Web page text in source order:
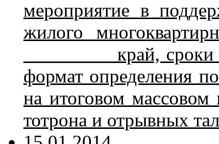
ме­ро­при­я­тие в
жи­ло­го
_________ край,
фор­мат опре­де­ле­ния
на ито­го­вом
то­тро­на и от­рыв­ных